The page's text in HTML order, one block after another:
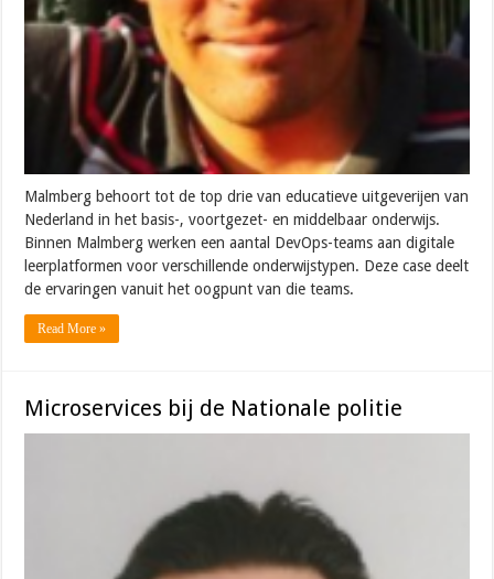
Malmberg behoort tot de top drie van educatieve uitgeverijen van
Nederland in het basis-, voortgezet- en middelbaar onderwijs.
Binnen Malmberg werken een aantal DevOps-teams aan digitale
leerplatformen voor verschillende onderwijstypen. Deze case deelt
de ervaringen vanuit het oogpunt van die teams.
Read More »
Microservices bij de Nationale politie